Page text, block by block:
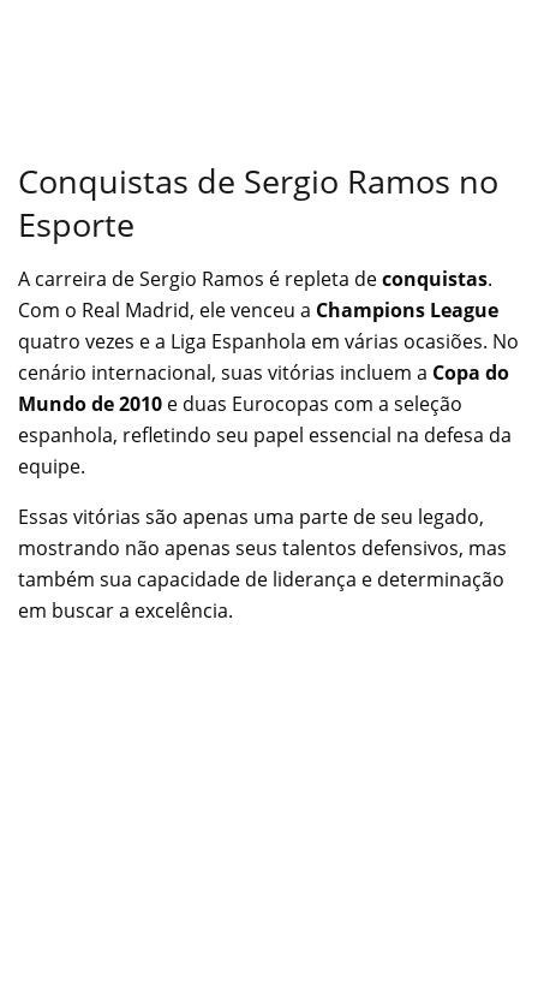
Conquistas de Sergio Ramos no
Esporte
A carreira de Sergio Ramos é repleta deconquistas.
Com o Real Madrid, ele venceu a Champions League
quatro vezes e a Liga Espanhola em várias ocasiões. No
cenário internacional, suas vitórias incluem a Copa do
Mundo de 2010 e duas Eurocopas com a seleção
espanhola, refletindo seu papel essencial na defesa da
equipe.
Essas vitórias são apenas uma parte de seu legado,
mostrando não apenas seus talentos defensivos, mas
também sua capacidade de liderança e determinação
em buscar a excelência.